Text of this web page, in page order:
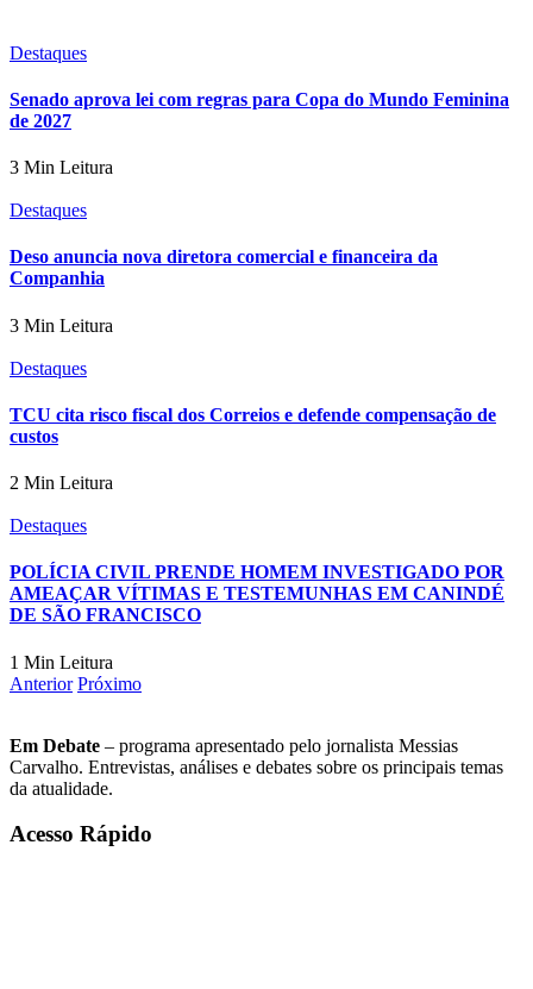
Destaques
Senado aprova lei com regras para Copa do Mundo Feminina
de 2027
3 Min Leitura
Destaques
Deso anuncia nova diretora comercial e financeira da
Companhia
3 Min Leitura
Destaques
TCU cita risco fiscal dos Correios e defende compensação de
custos
2 Min Leitura
Destaques
POLÍCIA CIVIL PRENDE HOMEM INVESTIGADO POR
AMEAÇAR VÍTIMAS E TESTEMUNHAS EM CANINDÉ
DE SÃO FRANCISCO
1 Min Leitura
Anterior Próximo
Em Debate – programa apresentado pelo jornalista Messias
Carvalho. Entrevistas, análises e debates sobre os principais temas
da atualidade.
Acesso Rápido